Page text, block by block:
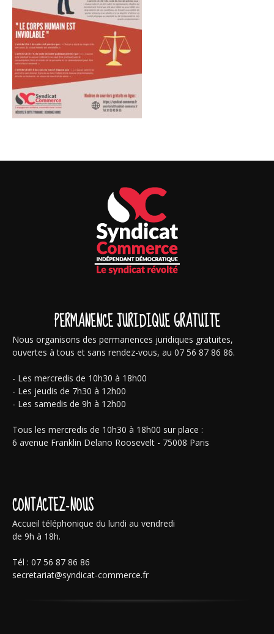
PERMANENCE JURIDIQUE GRATUITE
Nous organisons des permanences juridiques gratuites,
ouvertes à tous et sans rendez-vous, au 07 56 87 86 86.
- Les mercredis de 10h30 à 18h00
- Les jeudis de 7h30 à 12h00
- Les samedis de 9h à 12h00
Tous les mercredis de 10h30 à 18h00 sur place :
6 avenue Franklin Delano Roosevelt - 75008 Paris
CONTACTEZ-NOUS
Accueil téléphonique du lundi au vendredi
de 9h à 18h.
Tél : 07 56 87 86 86
secretariat@syndicat-commerce.fr